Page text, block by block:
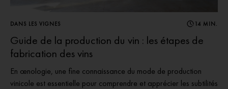
DANS LES VIGNES 14 MIN.
Guide de la production du vin : les étapes de
fabrication des vins
En œnologie, une fine connaissance du mode de production
vinicole est essentielle pour comprendre et apprécier les subtilités